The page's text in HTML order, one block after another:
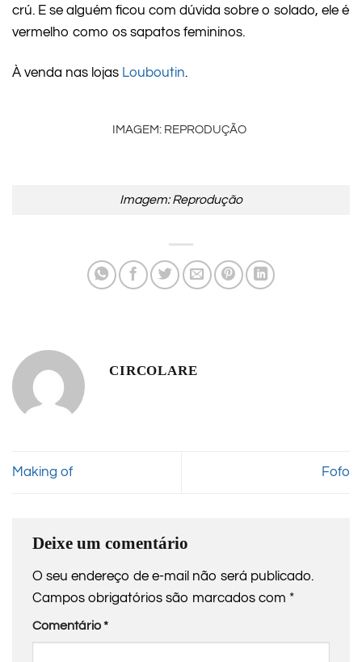
crú. E se alguém ficou com dúvida sobre o solado, ele é
vermelho como os sapatos femininos.
À venda nas lojas Louboutin.
IMAGEM: REPRODUÇÃO
Imagem: Reprodução
CIRCOLARE
Making of Fofo
Deixe um comentário
O seu endereço de e-mail não será publicado.
Campos obrigatórios são marcados com *
Comentário*